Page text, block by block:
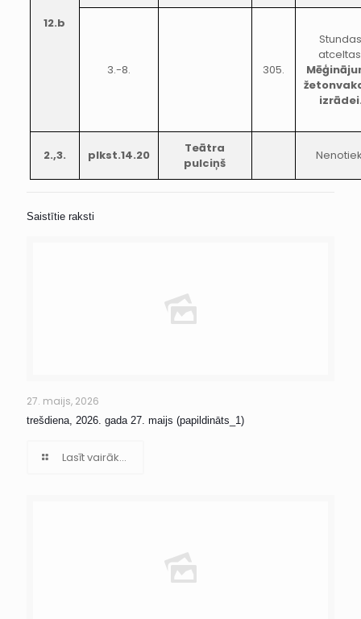
12.b
3.-8. 305.
2.,3. plkst.14.20
Teātra
pulciņš
Saistītie raksti
27. maijs, 2026
trešdiena, 2026. gada 27. maijs (papildināts_1)
Lasīt vairāk...